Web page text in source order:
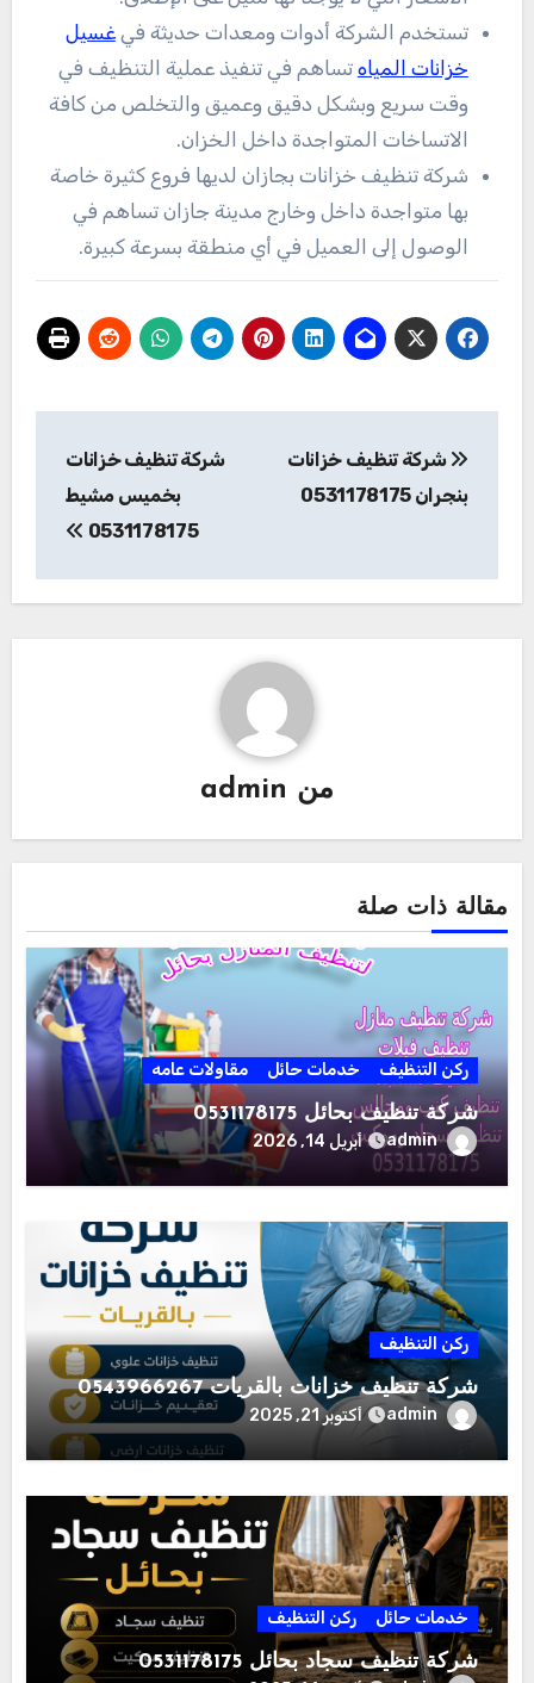
تستخدم الشركة أدوات ومعدات حديثة فيغسيل
خزانات المياه تساهم في تنفيذ عملية التنظيف في
وقت سريع وبشكل دقيق وعميق والتخلص من كافة
الاتساخات المتواجدة داخل الخزان.
شركة تنظيف خزانات بجازان لديها فروع كثيرة خاصة
بها متواجدة داخل وخارج مدينة جازان تساهم في
الوصول إلى العميل في أي منطقة بسرعة كبيرة.
المقالات
شركة تنظيف خزانات
بنجران 0531178175
شركة تنظيف خزانات
بخميس مشيط
0531178175
من admin
مقالة ذات صلة
ركن التنظيف خدمات حائل مقاولات عامه
شركة تنظيف بحائل 0531178175
admin أبريل 14, 2026
ركن التنظيف
شركة تنظيف خزانات بالقريات 0543966267
admin أكتوبر 21, 2025
خدمات حائل ركن التنظيف
شركة تنظيف سجاد بحائل 0531178175